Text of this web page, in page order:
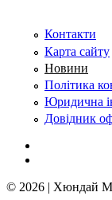
Контакти
Карта сайту
Новини
Політика
Юридична
Довідник
© 2026 | Хюндай